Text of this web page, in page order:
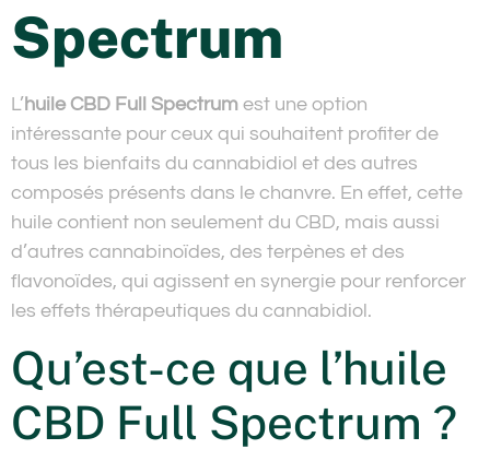
Spectrum
L’huile CBD Full Spectrum est une option
intéressante pour ceux qui souhaitent profiter de
tous les bienfaits du cannabidiol et des autres
composés présents dans le chanvre. En effet, cette
huile contient non seulement du CBD, mais aussi
d’autres cannabinoïdes, des terpènes et des
flavonoïdes, qui agissent en synergie pour renforcer
les effets thérapeutiques du cannabidiol.
Qu’est-ce que l’huile
CBD Full Spectrum ?